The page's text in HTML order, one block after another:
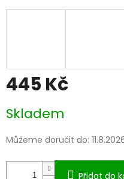
445 Kč
cena:
Skladem
Můžeme doručit do:
Přidat do